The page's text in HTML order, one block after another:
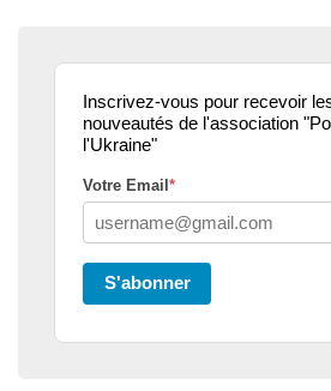
Inscrivez-vous pour recevoir
nouveautés de l'association
l'Ukraine"
Votre Email *
S'abonner